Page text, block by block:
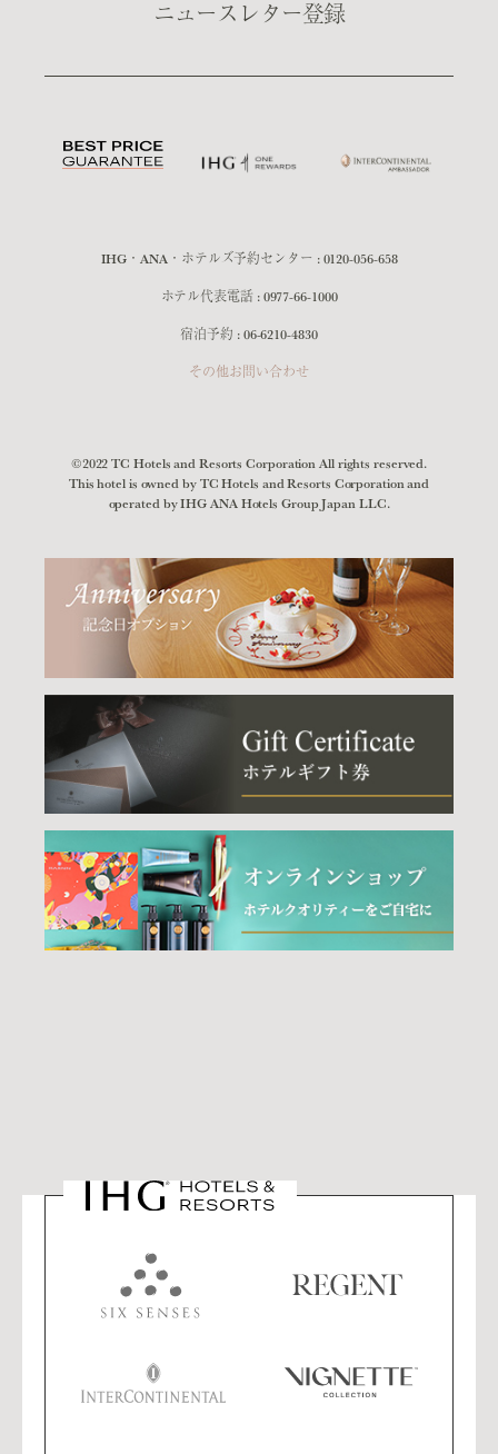
ニュースレター登録
IHG・ANA・ホテルズ予約センター :0120-056-658
ホテル代表電話 :0977-66-1000
宿泊予約 :06-6210-4830
その他お問い合わせ
©2022 TC Hotels and Resorts Corporation All rights reserved.
This hotel is owned by TC Hotels and Resorts Corporation and
operated by IHG ANA Hotels Group Japan LLC.